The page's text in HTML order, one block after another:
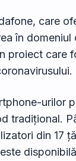
care
în domeniul
proiect care
urilor
tradițional.
din 17